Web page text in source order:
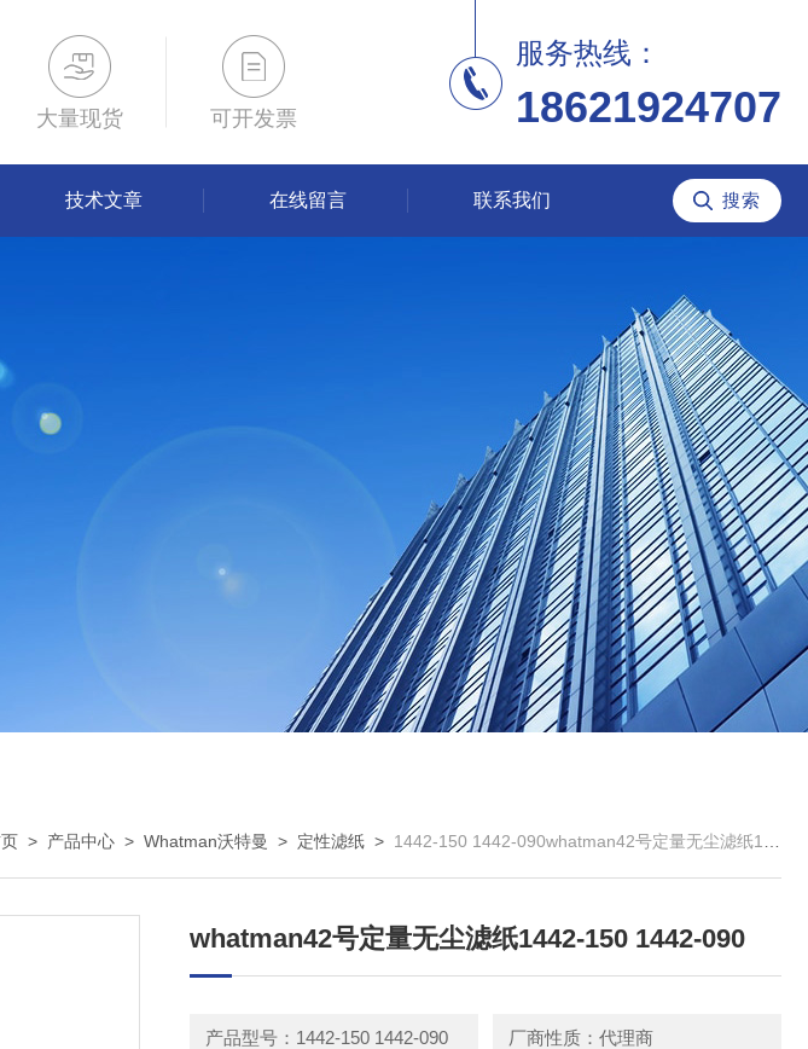
大量现货 可开发票
服务热线：
18621924707
技术文章 在线留言 联系我们
> 产品中心 >Whatman沃特曼 > 定性滤纸 > 1442-150 1442-090whatman42号定量无尘滤纸1442-150 1442-090
whatman42号定量无尘滤纸1442-150 1442-090
产品型号：1442-150 1442-090 厂商性质：代理商